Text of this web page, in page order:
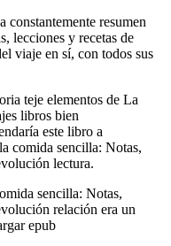
resumen
lecciones y recetas de
viaje en sí, con todos sus
teje elementos de La
libros bien
este libro a
comida sencilla: Notas,
lectura.
sencilla: Notas,
relación era un
epub